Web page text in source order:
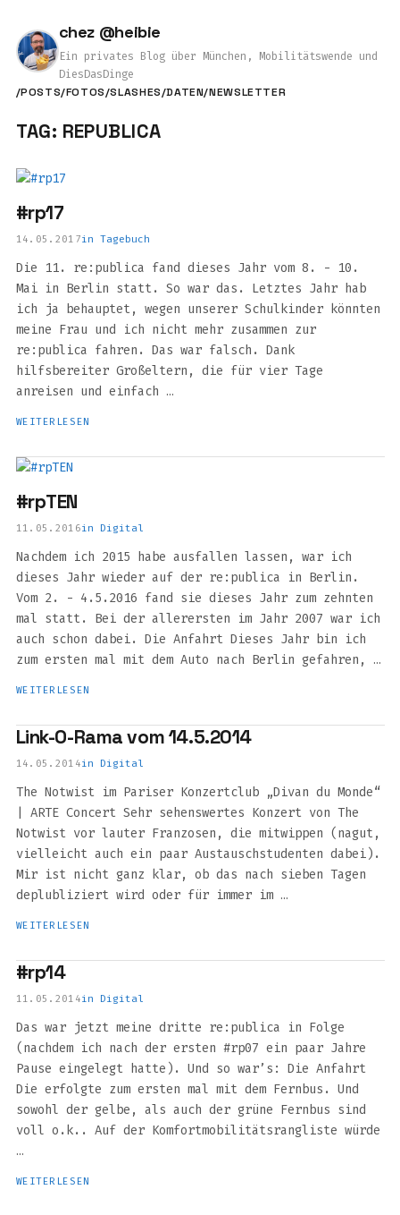
chez @heibie
Ein privates Blog über München, Mobilitätswende und
DiesDasDinge
/POSTS/FOTOS/SLASHES/DATEN/NEWSLETTER
TAG: REPUBLICA
#rp17
14.05.2017in Tagebuch
Die 11. re:publica fand dieses Jahr vom 8. - 10.
Mai in Berlin statt. So war das. Letztes Jahr hab
ich ja behauptet, wegen unserer Schulkinder könnten
meine Frau und ich nicht mehr zusammen zur
re:publica fahren. Das war falsch. Dank
hilfsbereiter Großeltern, die für vier Tage
anreisen und einfach …
WEITERLESEN
#rpTEN
11.05.2016in Digital
Nachdem ich 2015 habe ausfallen lassen, war ich
dieses Jahr wieder auf der re:publica in Berlin.
Vom 2. - 4.5.2016 fand sie dieses Jahr zum zehnten
mal statt. Bei der allerersten im Jahr 2007 war ich
auch schon dabei. Die Anfahrt Dieses Jahr bin ich
zum ersten mal mit dem Auto nach Berlin gefahren, …
WEITERLESEN
Link-O-Rama vom 14.5.2014
14.05.2014in Digital
The Notwist im Pariser Konzertclub „Divan du Monde“
| ARTE Concert Sehr sehenswertes Konzert von The
Notwist vor lauter Franzosen, die mitwippen (nagut,
vielleicht auch ein paar Austauschstudenten dabei).
Mir ist nicht ganz klar, ob das nach sieben Tagen
deplubliziert wird oder für immer im …
WEITERLESEN
#rp14
11.05.2014in Digital
Das war jetzt meine dritte re:publica in Folge
(nachdem ich nach der ersten #rp07 ein paar Jahre
Pause eingelegt hatte). Und so war’s: Die Anfahrt
Die erfolgte zum ersten mal mit dem Fernbus. Und
sowohl der gelbe, als auch der grüne Fernbus sind
voll o.k.. Auf der Komfortmobilitätsrangliste würde
…
WEITERLESEN